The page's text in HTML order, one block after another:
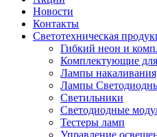
Новости
Контакты
Светотехническая
Гибкий неон и
Комплектующие для
Лампы
Лампы
Светильники
Светодиодные
Тестеры ламп
Управление